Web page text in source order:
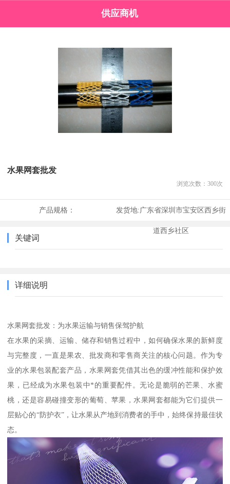
供应商机
水果网套批发
浏览次数： 300次
产品规格： 发货地:广东省深圳市宝安区西乡街
道西乡社区
关键词
详细说明
水果网套批发：为水果运输与销售保驾护航
在水果的采摘、运输、储存和销售过程中，如何确保水果的新鲜度
与完整度，一直是果农、批发商和零售商关注的核心问题。作为专
业的水果包装配套产品，水果网套凭借其出色的缓冲性能和保护效
果，已经成为水果包装中*的重要配件。无论是脆弱的芒果、水蜜
桃，还是容易碰撞变形的葡萄、苹果，水果网套都能为它们提供一
层贴心的“防护衣”，让水果从产地到消费者的手中，始终保持最佳状
态。